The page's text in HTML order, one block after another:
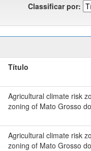
Classificar por:
Título
Agricultural climate risk
zoning of Mato Grosso
Agricultural climate risk
zoning of Mato Grosso